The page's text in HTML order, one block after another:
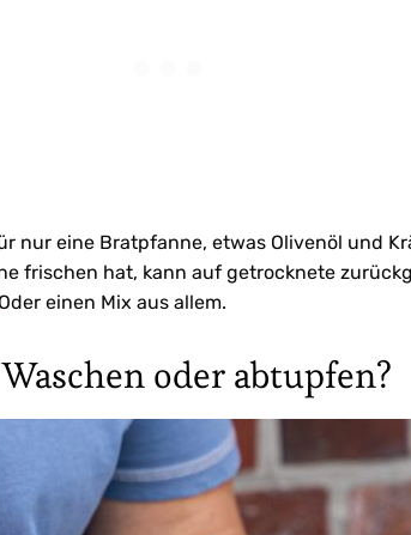
nur eine Bratpfanne, etwas Olivenöl und
frischen hat, kann auf getrocknete
einen Mix aus allem.
oder abtupfen?